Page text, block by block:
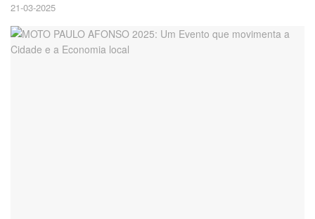
21-03-2025